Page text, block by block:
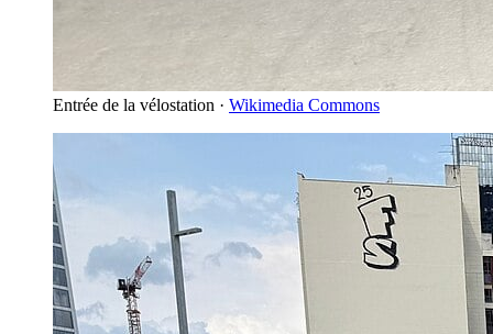
Entrée de la vélostation · Wikimedia Commons